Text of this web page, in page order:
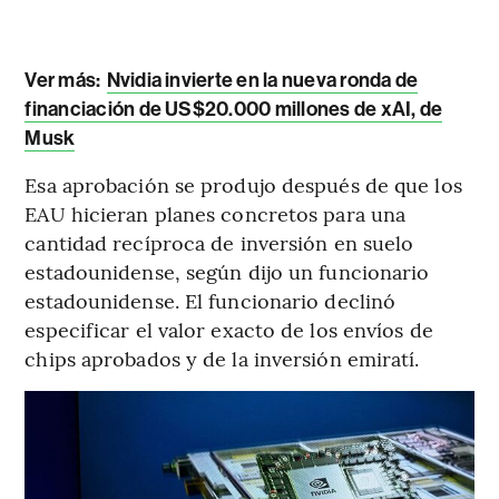
Ver más: Nvidia invierte en la nueva ronda de
financiación de US$20.000 millones de xAI, de
Musk
Esa aprobación se produjo después de que los
EAU hicieran planes concretos para una
cantidad recíproca de inversión en suelo
estadounidense, según dijo un funcionario
estadounidense. El funcionario declinó
especificar el valor exacto de los envíos de
chips aprobados y de la inversión emiratí.